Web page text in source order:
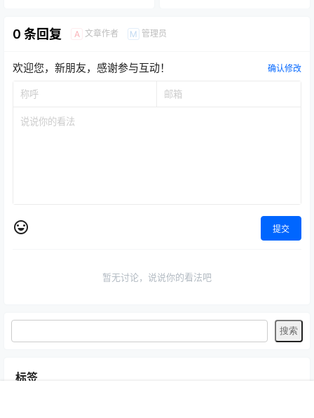
0 条回复 A 文章作者 M 管理员
欢迎您，新朋友，感谢参与互动！ 确认修改
提交
暂无讨论，说说你的看法吧
标签